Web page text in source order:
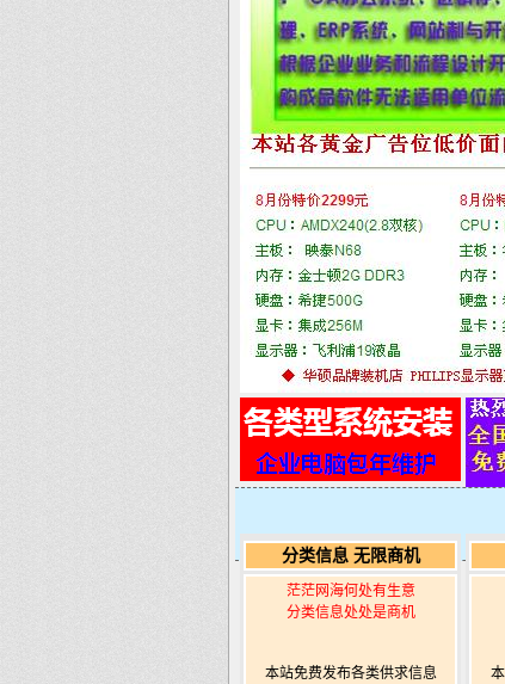
分类信息 无限商机
茫茫网海何处有生意
分类信息处处是商机
本站免费发布各类供求信息